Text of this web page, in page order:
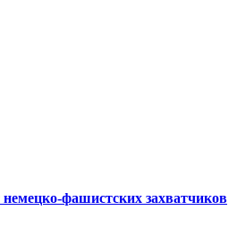
фашистских захватчиков